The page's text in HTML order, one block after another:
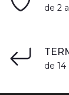
de 2
de 14